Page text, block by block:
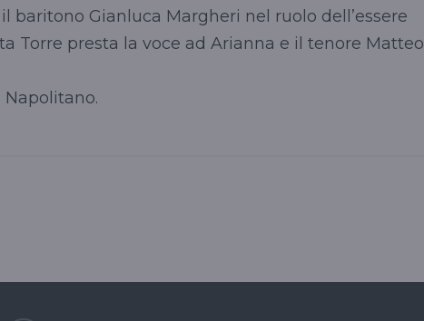
baritono Gianluca Margheri nel ruolo dell’essere
Torre presta la voce ad Arianna e il tenore Matteo
Napolitano.